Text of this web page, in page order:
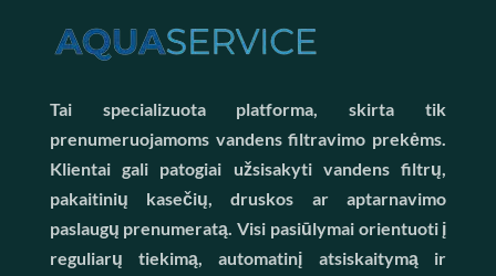
Tai specializuota platforma, skirta tik
prenumeruojamoms vandens filtravimo prekėms.
Klientai gali patogiai užsisakyti vandens filtrų,
pakaitinių kasečių, druskos ar aptarnavimo
paslaugų prenumeratą. Visi pasiūlymai orientuoti į
reguliarų tiekimą, automatinį atsiskaitymą ir